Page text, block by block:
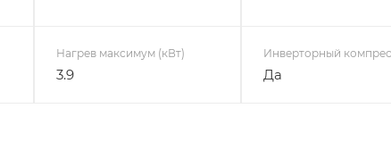
Нагрев максимум (кВт)
3.9
Инверторный
Да